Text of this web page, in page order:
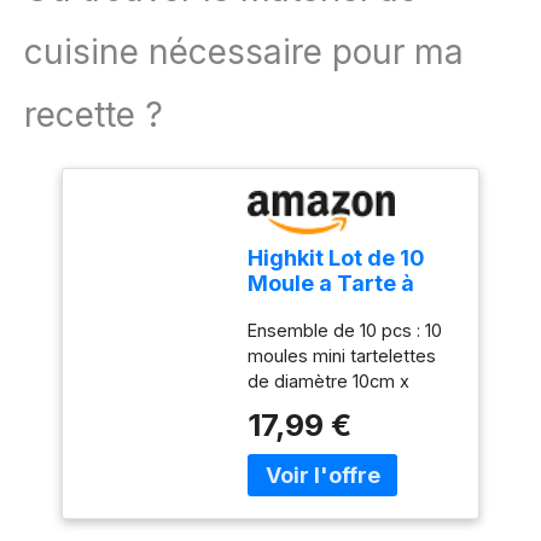
cuisine nécessaire pour ma
recette ?
Highkit Lot de 10
Moule a Tarte à
Mini 10 cm X10
Ensemble de 10 pcs : 10
moules mini tartelettes
de diamètre 10cm x
pour faire des tartes,
tartes hachées, tartes
aux fruits, gâteaux au
17,99 €